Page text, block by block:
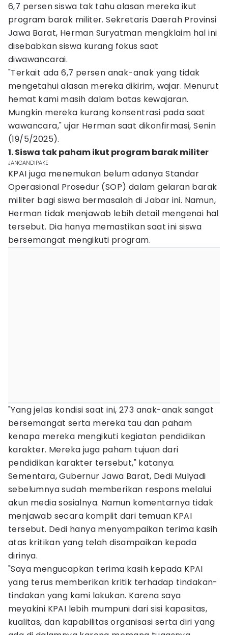
6,7 persen siswa tak tahu alasan mereka ikut
program barak militer. Sekretaris Daerah Provinsi
Jawa Barat, Herman Suryatman mengklaim hal ini
disebabkan siswa kurang fokus saat
diwawancarai.
"Terkait ada 6,7 persen anak-anak yang tidak
mengetahui alasan mereka dikirim, wajar. Menurut
hemat kami masih dalam batas kewajaran.
Mungkin mereka kurang konsentrasi pada saat
wawancara," ujar Herman saat dikonfirmasi, Senin
(19/5/2025).
1. Siswa tak paham ikut program barak militer
JANGANDIPAKE
KPAI juga menemukan belum adanya Standar
Operasional Prosedur (SOP) dalam gelaran barak
militer bagi siswa bermasalah di Jabar ini. Namun,
Herman tidak menjawab lebih detail mengenai hal
tersebut. Dia hanya memastikan saat ini siswa
bersemangat mengikuti program.
"Yang jelas kondisi saat ini, 273 anak-anak sangat
bersemangat serta mereka tau dan paham
kenapa mereka mengikuti kegiatan pendidikan
karakter. Mereka juga paham tujuan dari
pendidikan karakter tersebut," katanya.
Sementara, Gubernur Jawa Barat, Dedi Mulyadi
sebelumnya sudah memberikan respons melalui
akun media sosialnya. Namun komentarnya tidak
menjawab secara komplit dari temuan KPAI
tersebut. Dedi hanya menyampaikan terima kasih
atas kritikan yang telah disampaikan kepada
dirinya.
"Saya mengucapkan terima kasih kepada KPAI
yang terus memberikan kritik terhadap tindakan-
tindakan yang kami lakukan. Karena saya
meyakini KPAI lebih mumpuni dari sisi kapasitas,
kualitas, dan kapabilitas organisasi serta diri yang